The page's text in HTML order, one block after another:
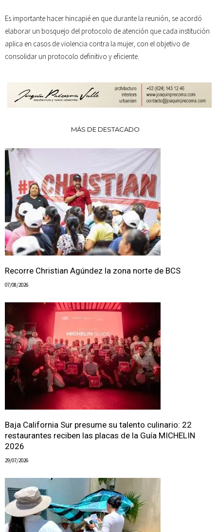
Es importante hacer hincapié en que durante la reunión, se acordó
elaborar un bosquejo del protocolo de atención que cada institución
aplica en casos de violencia contra la mujer, con el objetivo de
consolidar un protocolo definitivo y eficiente.
MÁS DE DESTACADO
Recorre Christian Agúndez la zona norte de BCS
07/08/2026
Baja California Sur presume su talento culinario: 22
restaurantes reciben las placas de la Guía MICHELIN
2026
29/07/2026